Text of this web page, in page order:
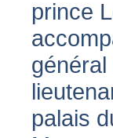
prince
palais